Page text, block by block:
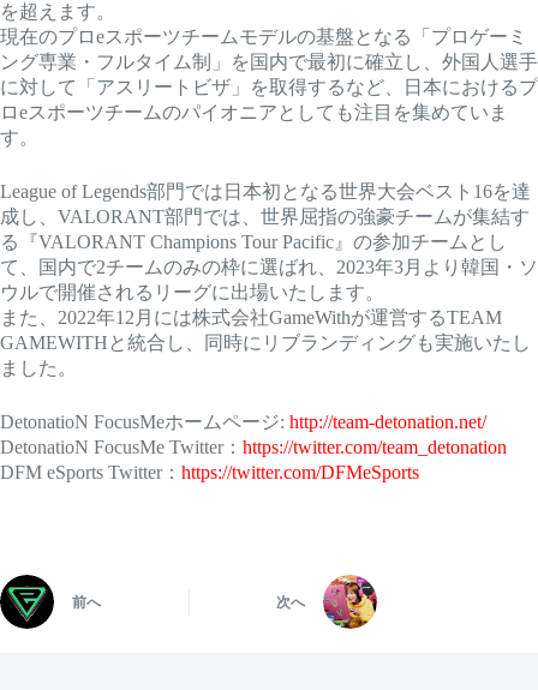
を超えます。
現在のプロeスポーツチームモデルの基盤となる「プロゲーミ
ング専業・フルタイム制」を国内で最初に確立し、外国人選手
に対して「アスリートビザ」を取得するなど、日本におけるプ
ロeスポーツチームのパイオニアとしても注目を集めていま
す。
League of Legends部門では日本初となる世界大会ベスト16を達
成し、VALORANT部門では、世界屈指の強豪チームが集結す
る『VALORANT Champions Tour Pacific』の参加チームとし
て、国内で2チームのみの枠に選ばれ、2023年3月より韓国・ソ
ウルで開催されるリーグに出場いたします。
また、2022年12月には株式会社GameWithが運営するTEAM
GAMEWITHと統合し、同時にリブランディングも実施いたし
ました。
DetonatioN FocusMeホームページ: http://team-detonation.net/
DetonatioN FocusMe Twitter： https://twitter.com/team_detonation
DFM eSports Twitter： https://twitter.com/DFMeSports
前へ 次へ